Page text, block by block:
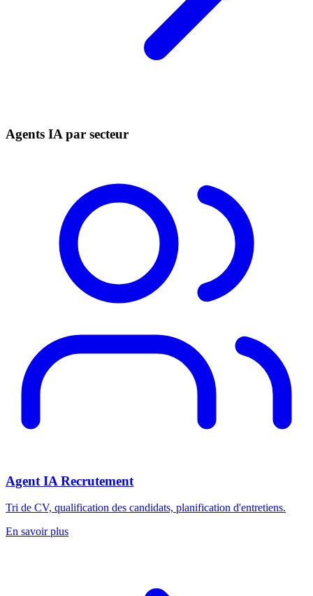
Agents IA par secteur
Agent IA Recrutement
Tri de CV, qualification des candidats, planification d'entretiens.
En savoir plus